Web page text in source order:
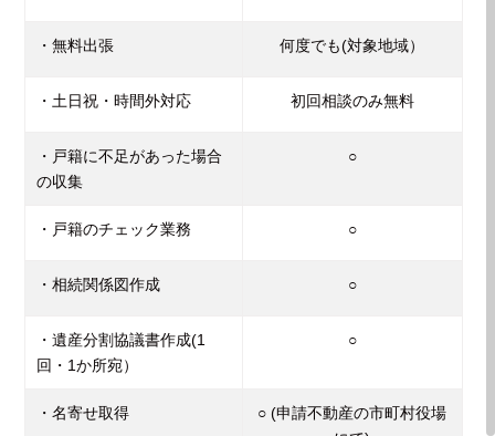
・無料出張 何度でも(対象地域）
・土日祝・時間外対応 初回相談のみ無料
・戸籍に不足があった場合
の収集
○
・戸籍のチェック業務 ○
・相続関係図作成 ○
・遺産分割協議書作成(1
回・1か所宛）
○
・名寄せ取得
○ (申請不動産の市町村役場